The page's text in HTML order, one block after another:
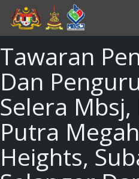
main
content
Tawaran
Dan
Selera
Putra
Heights,